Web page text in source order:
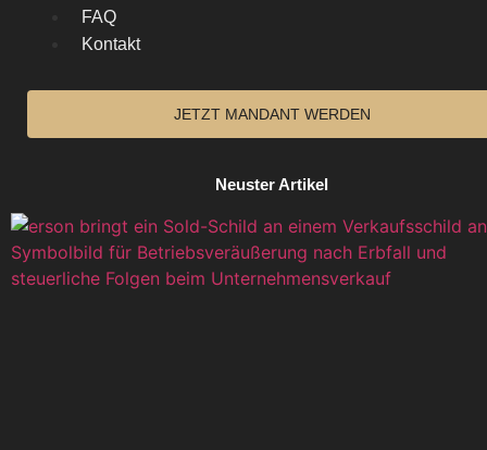
FAQ
Kontakt
JETZT MANDANT WERDEN
Neuster Artikel